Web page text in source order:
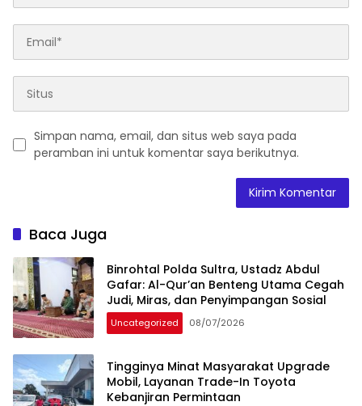
Simpan nama, email, dan situs web saya pada
peramban ini untuk komentar saya berikutnya.
Baca Juga
Binrohtal Polda Sultra, Ustadz Abdul
Gafar: Al-Qur’an Benteng Utama Cegah
Judi, Miras, dan Penyimpangan Sosial
Uncategorized 08/07/2026
Tingginya Minat Masyarakat Upgrade
Mobil, Layanan Trade-In Toyota
Kebanjiran Permintaan